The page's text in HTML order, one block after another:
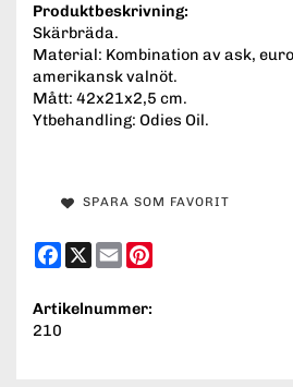
Produktbeskrivning:
Skärbräda.
Material: Kombination av ask,
amerikansk valnöt.
Mått: 42x21x2,5 cm.
Ytbehandling: Odies Oil.
SPARA SOM FAVORIT
Facebook
X Email
Artikelnummer:
210